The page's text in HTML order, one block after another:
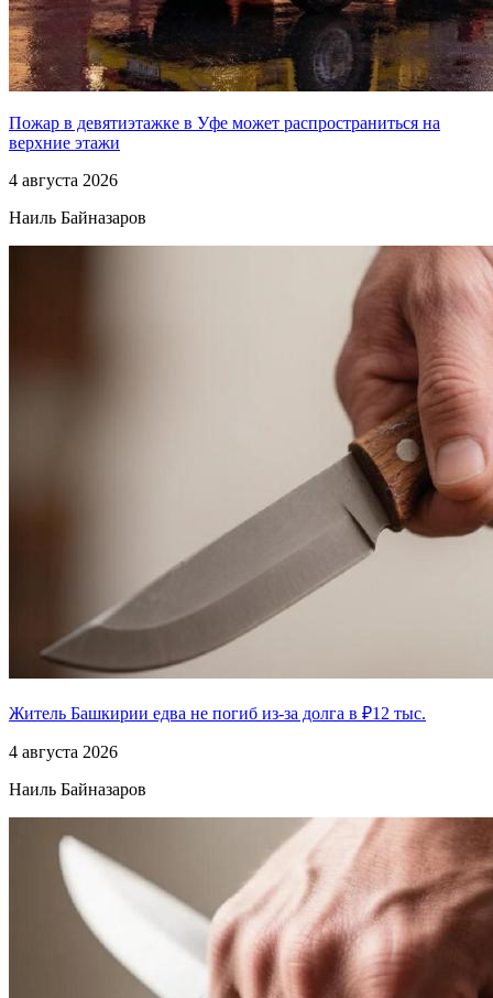
Пожар в девятиэтажке в Уфе может распространиться на
верхние этажи
4 августа 2026
Наиль Байназаров
Житель Башкирии едва не погиб из-за долга в ₽12 тыс.
4 августа 2026
Наиль Байназаров